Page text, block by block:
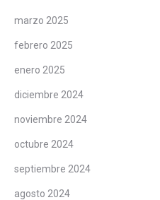
marzo 2025
febrero 2025
enero 2025
diciembre 2024
noviembre 2024
octubre 2024
septiembre 2024
agosto 2024